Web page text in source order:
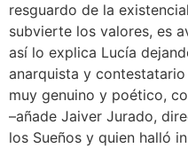
resguardo de la
subvierte los valores, es
así lo explica Lucía
anarquista y
muy genuino y poético,
–añade Jaiver Jurado,
los Sueños y quien halló